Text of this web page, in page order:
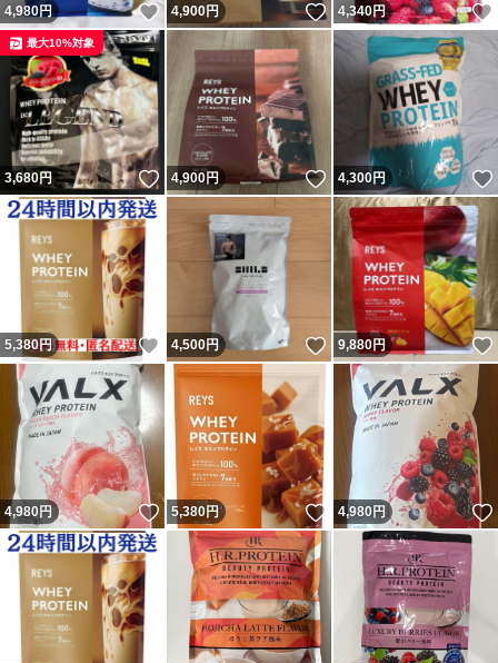
4,980円 いいね！
4,900円 いいね！
4,340円
3,680円 いいね！
最大10%対象
4,900円 いいね！
4,300円
5,380円 いいね！
4,500円 いいね！
9,880円
4,980円 いいね！
5,380円 いいね！
4,980円